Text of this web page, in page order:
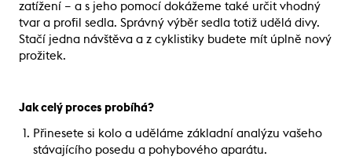
zatížení – a s jeho pomocí dokážeme také určit vhodný
tvar a profil sedla. Správný výběr sedla totiž udělá divy.
Stačí jedna návštěva a z cyklistiky budete mít úplně nový
prožitek.
Jak celý proces probíhá?
Přinesete si kolo a uděláme základní analýzu vašeho
stávajícího posedu a pohybového aparátu.